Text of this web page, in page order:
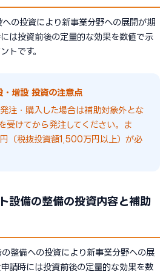
の投資により新事業分野への展開が期
は投資前後の定量的な効果を数値で示
トです。
・増設 投資の注意点
注・購入した場合は補助対象外とな
受けてから発注してください。ま
（税抜投資額1,500万円以上）が必
設備の整備の投資内容と補助
整備への投資により新事業分野への展
請時には投資前後の定量的な効果を数